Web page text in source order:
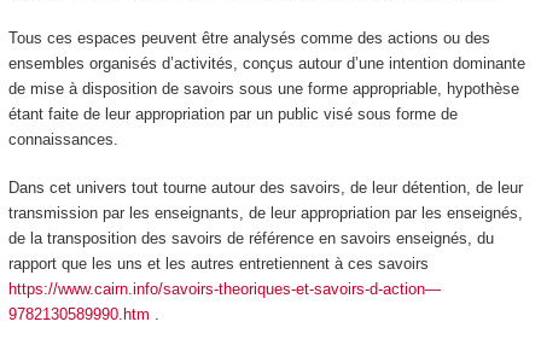
Tous ces espaces peuvent être analysés comme des actions ou des
ensembles organisés d’activités, conçus autour d’une intention dominante
de mise à disposition de savoirs sous une forme appropriable, hypothèse
étant faite de leur appropriation par un public visé sous forme de
connaissances.
Dans cet univers tout tourne autour des savoirs, de leur détention, de leur
transmission par les enseignants, de leur appropriation par les enseignés,
de la transposition des savoirs de référence en savoirs enseignés, du
rapport que les uns et les autres entretiennent à ces savoirs
https://www.cairn.info/savoirs-theoriques-et-savoirs-d-action—
9782130589990.htm .